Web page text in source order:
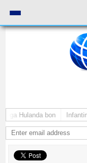
Hulanda bon